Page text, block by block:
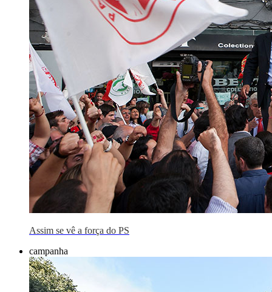
Assim se vê a força do PS
campanha